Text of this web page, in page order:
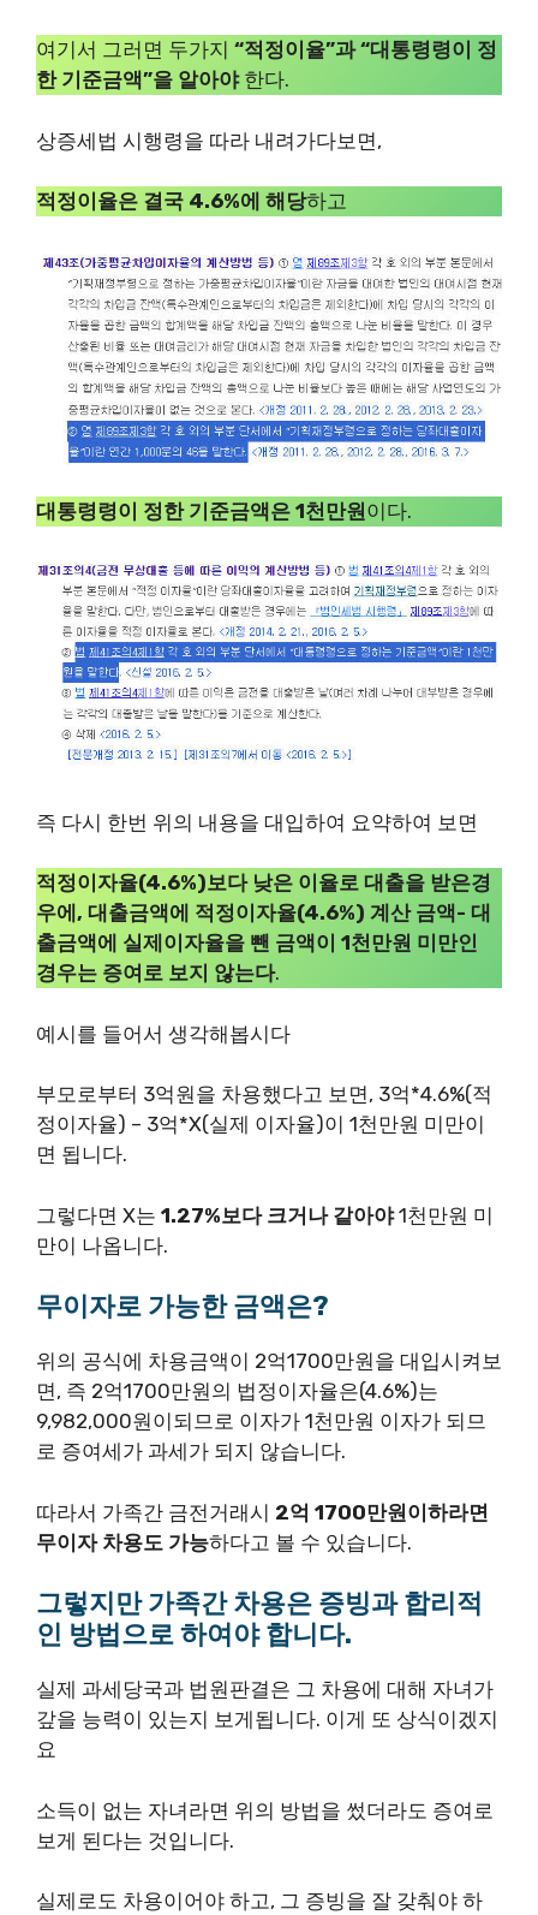
여기서 그러면 두가지 “적정이율”과 “대통령령이 정
한 기준금액”을 알아야 한다.
상증세법 시행령을 따라 내려가다보면,
적정이율은 결국 4.6%에 해당하고
대통령령이 정한 기준금액은 1천만원이다.
즉 다시 한번 위의 내용을 대입하여 요약하여 보면
적정이자율(4.6%)보다 낮은 이율로 대출을 받은경
우에, 대출금액에 적정이자율(4.6%) 계산 금액- 대
출금액에 실제이자율을 뺀 금액이 1천만원 미만인
경우는 증여로 보지 않는다.
예시를 들어서 생각해봅시다
부모로부터 3억원을 차용했다고 보면, 3억*4.6%(적
정이자율) – 3억*X(실제 이자율)이 1천만원 미만이
면 됩니다.
그렇다면 X는 1.27%보다 크거나 같아야1천만원 미
만이 나옵니다.
무이자로 가능한 금액은?
위의 공식에 차용금액이 2억1700만원을 대입시켜보
면, 즉 2억1700만원의 법정이자율은(4.6%)는
9,982,000원이되므로 이자가 1천만원 이자가 되므
로 증여세가 과세가 되지 않습니다.
따라서 가족간 금전거래시 2억 1700만원이하라면
무이자 차용도 가능하다고 볼 수 있습니다.
그렇지만 가족간 차용은 증빙과 합리적
인 방법으로 하여야 합니다.
실제 과세당국과 법원판결은 그 차용에 대해 자녀가
갚을 능력이 있는지 보게됩니다. 이게 또 상식이겠지
요
소득이 없는 자녀라면 위의 방법을 썼더라도 증여로
보게 된다는 것입니다.
실제로도 차용이어야 하고, 그 증빙을 잘 갖춰야 하